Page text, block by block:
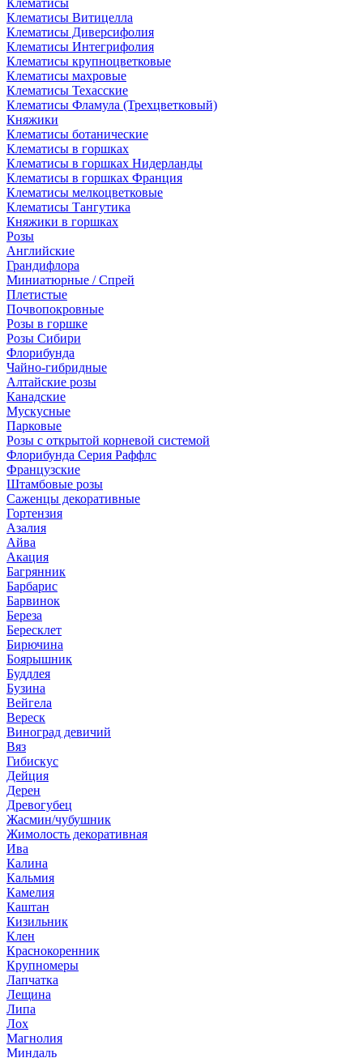
Клематисы
Клематисы Витицелла
Клематисы Диверсифолия
Клематисы Интегрифолия
Клематисы крупноцветковые
Клематисы махровые
Клематисы Техасские
Клематисы Фламула (Трехцветковый)
Княжики
Клематисы ботанические
Клематисы в горшках
Клематисы в горшках Нидерланды
Клематисы в горшках Франция
Клематисы мелкоцветковые
Клематисы Тангутика
Княжики в горшках
Розы
Английские
Грандифлора
Миниатюрные / Спрей
Плетистые
Почвопокровные
Розы в горшке
Розы Сибири
Флорибунда
Чайно-гибридные
Алтайские розы
Канадские
Мускусные
Парковые
Розы с открытой корневой системой
Флорибунда Серия Раффлс
Французские
Штамбовые розы
Саженцы декоративные
Гортензия
Азалия
Айва
Акация
Багрянник
Барбарис
Барвинок
Береза
Бересклет
Бирючина
Боярышник
Буддлея
Бузина
Вейгела
Вереск
Виноград девичий
Вяз
Гибискус
Дейция
Дерен
Древогубец
Жасмин/чубушник
Жимолость декоративная
Ива
Калина
Кальмия
Камелия
Каштан
Кизильник
Клен
Краснокоренник
Крупномеры
Лапчатка
Лещина
Липа
Лох
Магнолия
Миндаль